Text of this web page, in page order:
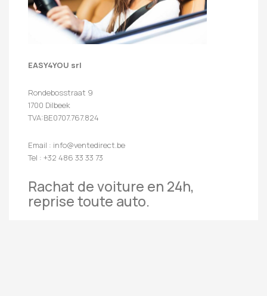
EASY4YOU srl
Rondebosstraat 9
1700 Dilbeek
TVA:BE0707.767.824
Email : info@ventedirect.be
Tel : +32 486 33 33 73
Rachat de voiture en 24h,
reprise toute auto.